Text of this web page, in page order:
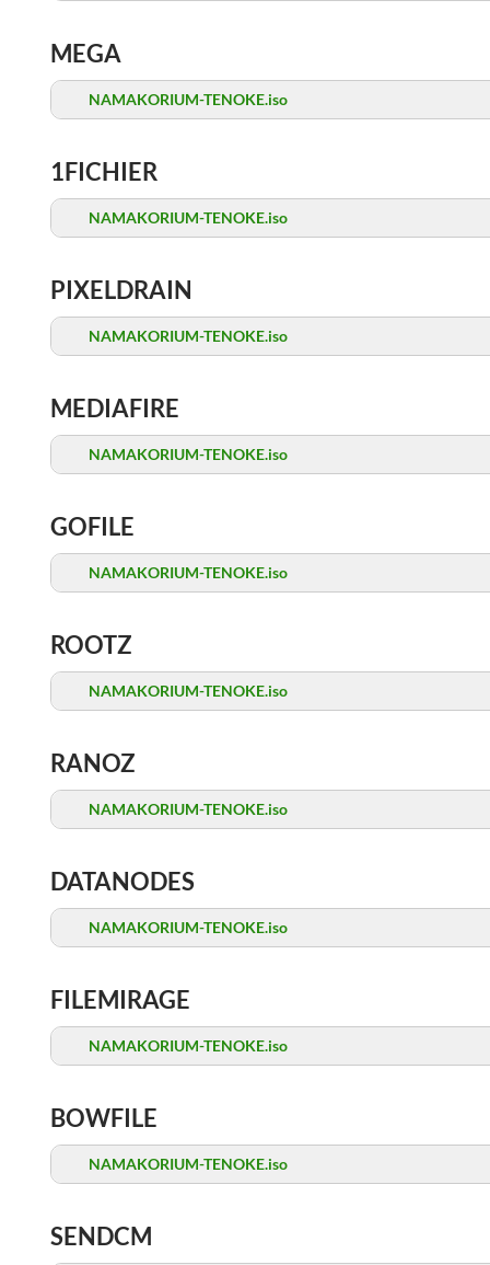
MEGA
NAMAKORIUM-TENOKE.iso
1FICHIER
NAMAKORIUM-TENOKE.iso
PIXELDRAIN
NAMAKORIUM-TENOKE.iso
MEDIAFIRE
NAMAKORIUM-TENOKE.iso
GOFILE
NAMAKORIUM-TENOKE.iso
ROOTZ
NAMAKORIUM-TENOKE.iso
RANOZ
NAMAKORIUM-TENOKE.iso
DATANODES
NAMAKORIUM-TENOKE.iso
FILEMIRAGE
NAMAKORIUM-TENOKE.iso
BOWFILE
NAMAKORIUM-TENOKE.iso
SENDCM